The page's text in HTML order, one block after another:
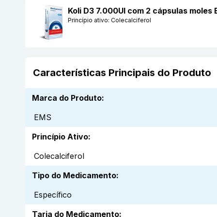
Koli D3 7.000UI com 2 cápsulas moles
Princípio ativo: Colecalciferol
Características Principais do Produto
Marca do Produto:
EMS
Princípio Ativo:
Colecalciferol
Tipo do Medicamento:
Específico
Tarja do Medicamento: